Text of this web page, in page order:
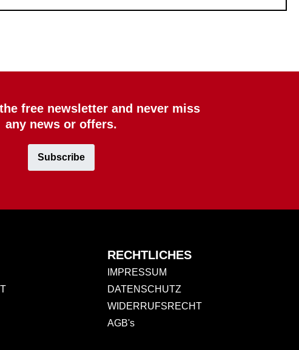
free newsletter and never miss
any news or offers.
Subscribe
RECHTLICHES
IMPRESSUM
DATENSCHUTZ
WIDERRUFSRECHT
AGB's